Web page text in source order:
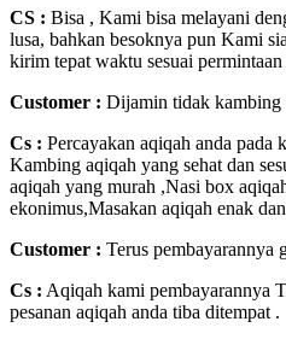
CS : Bisa , Kami bisa melayani
lusa, bahkan besoknya pun Kami
kirim tepat waktu sesuai
Customer : Dijamin tidak kambing
Cs : Percayakan aqiqah anda pada
Kambing aqiqah yang sehat dan
aqiqah yang murah ,Nasi box
ekonimus,Masakan aqiqah enak
Customer : Terus pembayarannya
Cs : Aqiqah kami pembayarannya
pesanan aqiqah anda tiba ditempat .